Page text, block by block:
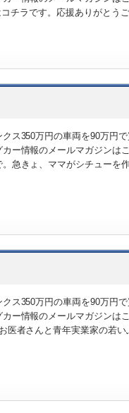
チラです。応援ありがとう
ス350万円の車両を90万円
ー情報のメールマガジンは
急きょ、ママがシチューを
ス350万円の車両を90万円
ー情報のメールマガジンは
者さんと青年実業家の若